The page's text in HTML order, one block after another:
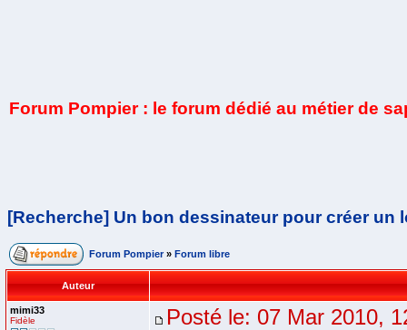
Forum Pompier : le forum dédié au métier de
[Recherche] Un bon dessinateur pour créer un
Forum Pompier » Forum libre
Auteur
mimi33
Fidèle Posté le: 07 Mar 2010,